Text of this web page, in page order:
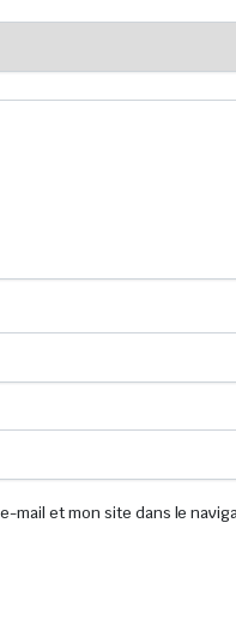
mail et mon site dans le